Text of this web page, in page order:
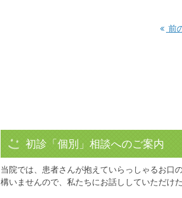
前
初診「個別」相談へのご案内
当院では、患者さんが抱えていらっしゃるお口
構いませんので、私たちにお話ししていただけ